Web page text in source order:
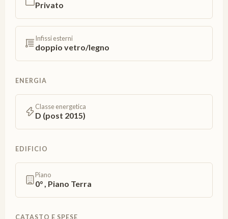
Privato
Infissi esterni
doppio vetro/legno
ENERGIA
Classe energetica
D (post 2015)
EDIFICIO
Piano
0° , Piano Terra
CATASTO E SPESE